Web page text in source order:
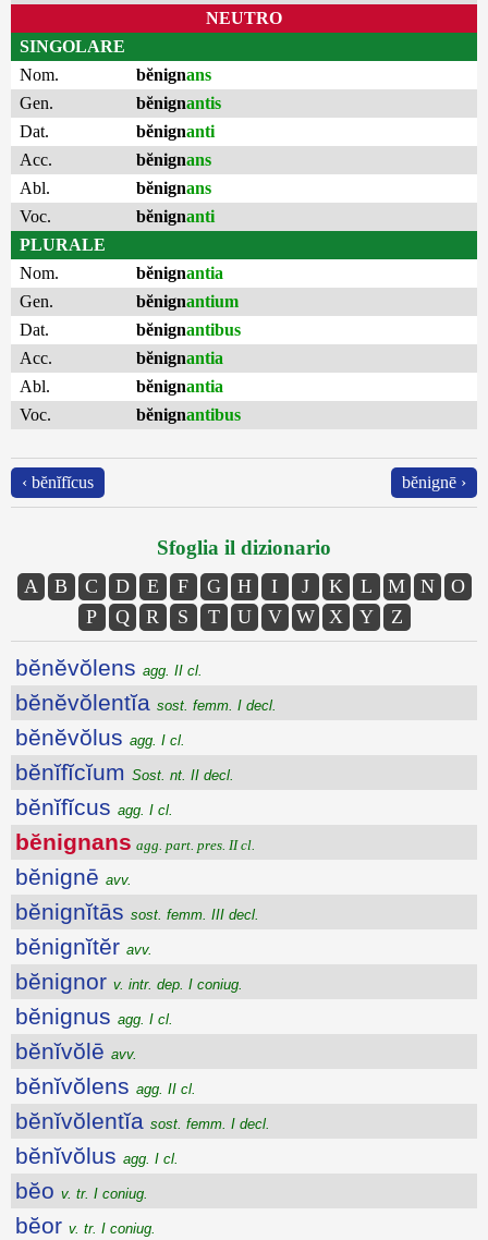
NEUTRO
SINGOLARE
Nom.
bĕnignans
Gen.
bĕnignantis
Dat.
bĕnignanti
Acc.
bĕnignans
Abl.
bĕnignans
Voc.
bĕnignanti
PLURALE
Nom.
bĕnignantia
Gen.
bĕnignantium
Dat.
bĕnignantibus
Acc.
bĕnignantia
Abl.
bĕnignantia
Voc.
bĕnignantibus
‹ bĕnĭfĭcus bĕnignē ›
Sfoglia il dizionario
A B C D E F G H I J K L M N
O
P
Q R S T U V W X Y Z
bĕnĕvŏlens agg. II cl.
bĕnĕvŏlentĭa sost. femm. I decl.
bĕnĕvŏlus agg. I cl.
bĕnĭfĭcĭum Sost. nt. II decl.
bĕnĭfĭcus agg. I cl.
bĕnignans agg. part. pres. II cl.
bĕnignē avv.
bĕnignĭtās sost. femm. III decl.
bĕnignĭtĕr avv.
bĕnignor v. intr. dep. I coniug.
bĕnignus agg. I cl.
bĕnĭvŏlē avv.
bĕnĭvŏlens agg. II cl.
bĕnĭvŏlentĭa sost. femm. I decl.
bĕnĭvŏlus agg. I cl.
bĕo v. tr. I coniug.
bĕor v. tr. I coniug.